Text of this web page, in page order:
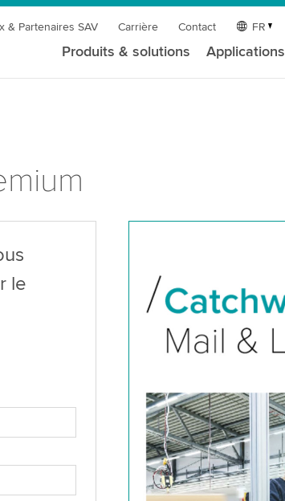
& Partenaires SAV Carrière Contact FR
Produits & solutions Applications
le